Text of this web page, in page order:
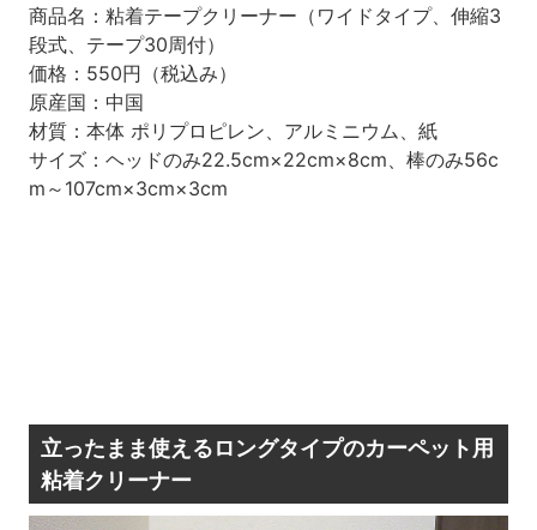
商品名：粘着テープクリーナー（ワイドタイプ、伸縮3
段式、テープ30周付）
価格： 550円（税込み）
原産国：中国
材質：本体 ポリプロピレン、アルミニウム、紙
サイズ：ヘッドのみ22.5cm×22cm×8cm 、棒のみ56c
m ～ 107cm×3cm×3cm
立ったまま使えるロングタイプのカーペット用
粘着クリーナー